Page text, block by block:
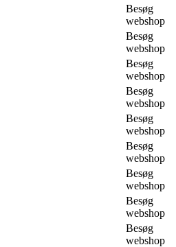
Besøg
webshop
Besøg
webshop
Besøg
webshop
Besøg
webshop
Besøg
webshop
Besøg
webshop
Besøg
webshop
Besøg
webshop
Besøg
webshop